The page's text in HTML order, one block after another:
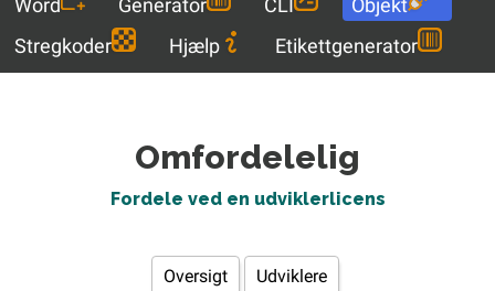
Word
Generator CLI
Objekt
Stregkoder
Hjælp Etikettgenerator
Omfordelelig
Fordele ved en udviklerlicens
Oversigt Udviklere